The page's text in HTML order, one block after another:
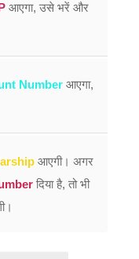
आएगा, उसे भरें और
Number आएगा,
आएगी। अगर
दिया है, तो भी